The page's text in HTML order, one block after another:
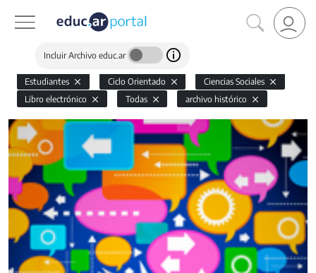
Incluir Archivo educ.ar
Estudiantes Ciclo Orientado
Ciencias Sociales
Libro electrónico
Todas archivo histórico